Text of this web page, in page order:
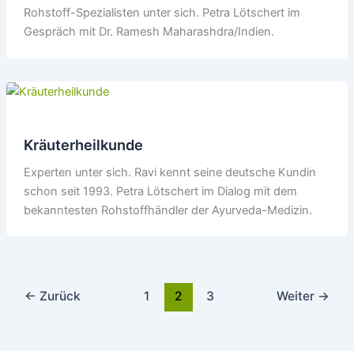
Rohstoff-Spezialisten unter sich. Petra Lötschert im
Gespräch mit Dr. Ramesh Maharashdra/Indien.
Kräuterheilkunde
Experten unter sich. Ravi kennt seine deutsche Kundin
schon seit 1993. Petra Lötschert im Dialog mit dem
bekanntesten Rohstoffhändler der Ayurveda-Medizin.
← Zurück 1 2 3 Weiter →